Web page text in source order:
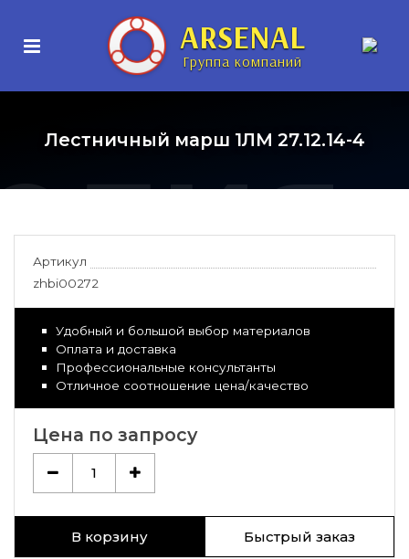
ARSENAL
Группа компаний
Лестничный марш 1ЛМ 27.12.14-4
Артикул
zhbi00272
Удобный и большой выбор материалов
Оплата и доставка
Профессиональные консультанты
Отличное соотношение цена/качество
Цена по запросу
1
В корзину Быстрый заказ